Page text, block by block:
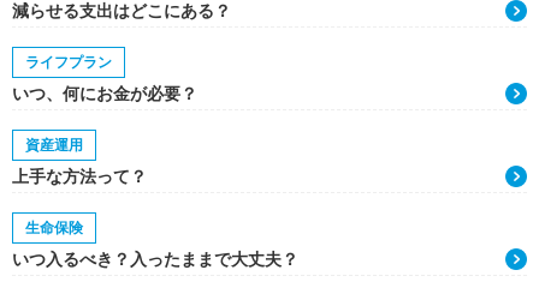
減らせる支出はどこにある？
ライフプラン
いつ、何にお金が必要？
資産運用
上手な方法って？
生命保険
いつ入るべき？入ったままで大丈夫？